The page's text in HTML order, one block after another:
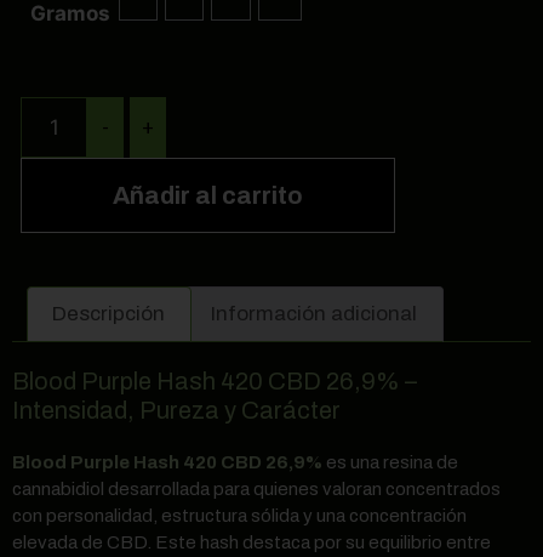
Gramos
- +
Añadir al carrito
Descripción Información adicional
Blood Purple Hash 420 CBD 26,9% –
Intensidad, Pureza y Carácter
Blood Purple Hash 420 CBD 26,9% es una resina de
cannabidiol desarrollada para quienes valoran concentrados
con personalidad, estructura sólida y una concentración
elevada de CBD. Este hash destaca por su equilibrio entre